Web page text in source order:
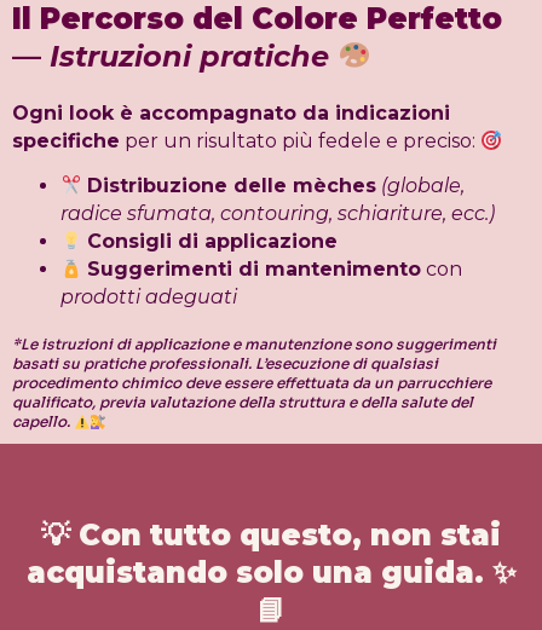
Il Percorso del Colore Perfetto
— Istruzioni pratiche
Ogni look è accompagnato da indicazioni
specifiche per un risultato più fedele e preciso:
Distribuzione delle mèches (globale,
radice sfumata, contouring, schiariture, ecc.)
Consigli di applicazione
Suggerimenti di mantenimento con
prodotti adeguati
*Le istruzioni di applicazione e manutenzione sono suggerimenti
basati su pratiche professionali. L’esecuzione di qualsiasi
procedimento chimico deve essere effettuata da un parrucchiere
qualificato, previa valutazione della struttura e della salute del
capello.
💡 Con tutto questo, non stai
acquistando solo una guida. ✨
📘